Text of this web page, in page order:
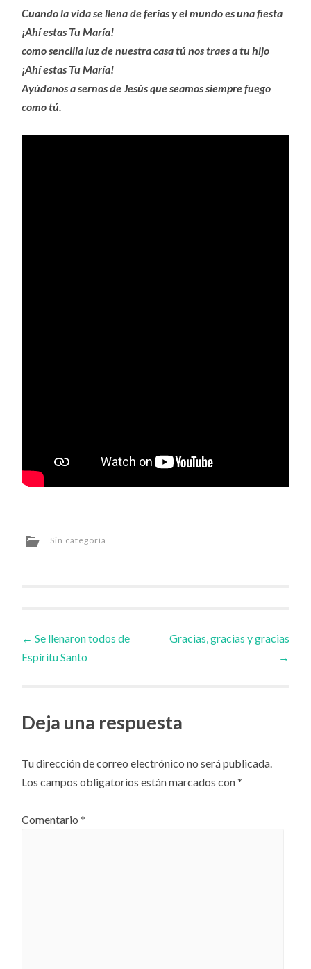
Cuando la vida se llena de ferias y el mundo es una fiesta
¡Ahí estas Tu María!
como sencilla luz de nuestra casa tú nos traes a tu hijo
¡Ahí estas Tu María!
Ayúdanos a sernos de Jesús que seamos siempre fuego
como tú.
Sin categoría
Navegador
de
artículos
← Se llenaron todos de
Espíritu Santo
Gracias, gracias y gracias
→
Deja una respuesta
Tu dirección de correo electrónico no será publicada.
Los campos obligatorios están marcados con*
Comentario*